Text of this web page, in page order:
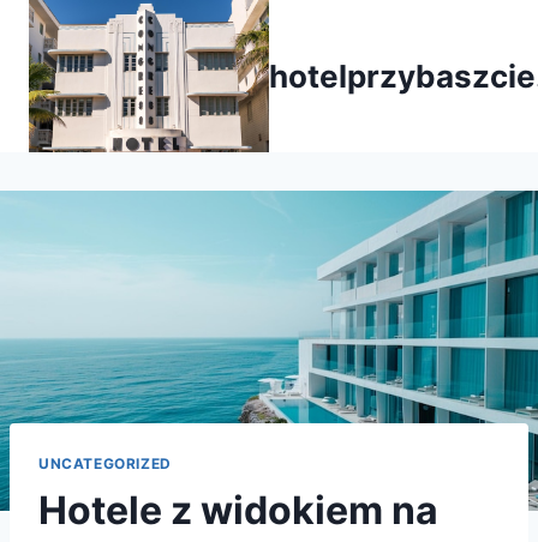
Przejdź
treści
UNCATEGORIZED
Hotele z widokiem na